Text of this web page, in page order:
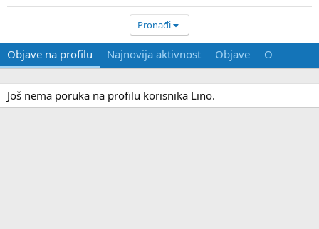
Pronađi
Objave na profilu Najnovija aktivnost Objave O
Još nema poruka na profilu korisnika Lino.